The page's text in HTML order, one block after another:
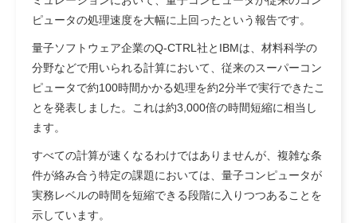
ピュータの処理速度を大幅に上回ったという報告です。
量子ソフトウェア企業のQ-CTRL社とIBMは、材料科学の
分野などで用いられる計算において、従来のスーパーコン
ピュータで約100時間かかる処理を約2分半で実行できたこ
とを発表しました。これは約3,000倍の時間短縮に相当し
ます。
すべての計算が速くなるわけではありませんが、複雑な条
件が絡み合う特定の課題においては、量子コンピュータが
実務レベルの時間を短縮できる段階に入りつつあることを
示しています。